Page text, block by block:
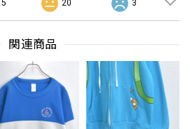
20 3
関連商品